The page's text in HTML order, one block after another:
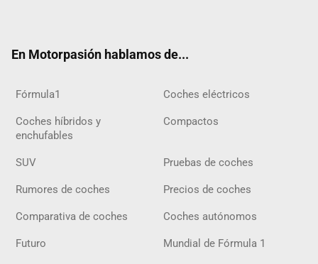
En Motorpasión hablamos de...
Fórmula1 Coches eléctricos
Coches híbridos y
enchufables
Compactos
SUV Pruebas de coches
Rumores de coches Precios de coches
Comparativa de coches Coches autónomos
Futuro Mundial de Fórmula 1